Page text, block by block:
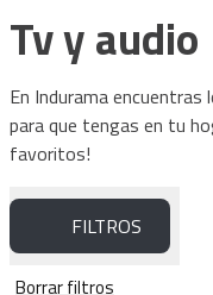
Tv y audio
En Indurama encuentras
para que tengas en tu
favoritos!
FILTROS